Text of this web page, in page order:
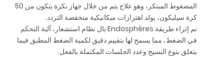
المضغوط المبتكر، وهو علاج يتم من خلال جهاز بكرة يتكون من 50
كرة سيليكون، يولد اهتزازات ميكانيكية منخفضة التردد.
تم إثراء طريقة Endosphères بال نظام استشعار، آلية التحكم
في الضغط، مما يسمح لها بتقييم دقيق لكمية الضغط المطبق فيما
يتعلق بنوع النسيج وعدد الجلسات المكتملة بالفعل.